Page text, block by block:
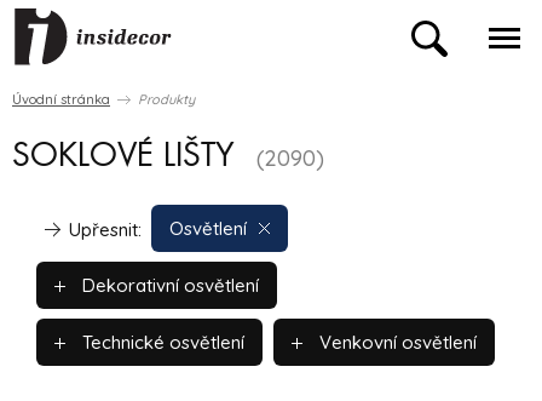
Úvodní stránka Produkty
SOKLOVÉ LIŠTY (2090)
Osvětlení
Upřesnit:
Dekorativní osvětlení
Technické osvětlení Venkovní osvětlení